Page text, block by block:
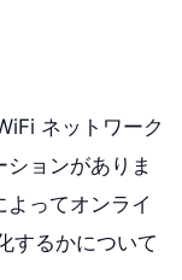
ネットワーク
ョンがありま
ってオンライ
するかについて